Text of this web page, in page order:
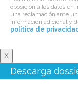
oposición a los datos en
una reclamación ante
información adicional y
politica de
X
Descarga